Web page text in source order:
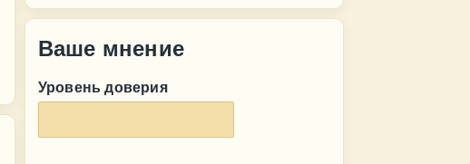
Ваше мнение
Уровень доверия